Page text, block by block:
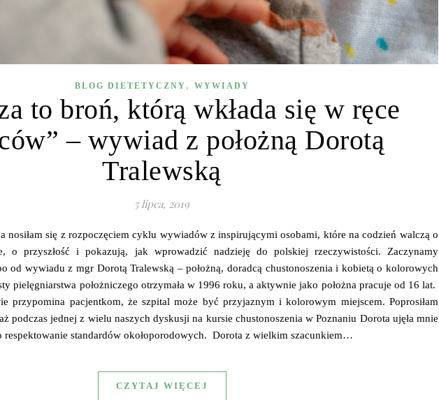
BLOG DIETETYCZNY , WYWIADY
to broń, którą wkłada się w ręce
– wywiad z położną Dorotą
Tralewską
5 lipca, 2019
nosiłam się z rozpoczęciem cyklu wywiadów z inspirującymi osobami, które na codzień walczą o
o przyszłość i pokazują, jak wprowadzić nadzieję do polskiej rzeczywistości. Zaczynamy
od wywiadu z mgr Dorotą Tralewską – położną, doradcą chustonoszenia i kobietą o kolorowych
pielęgniarstwa położniczego otrzymała w 1996 roku, a aktywnie jako położna pracuje od 16 lat.
przypomina pacjentkom, że szpital może być przyjaznym i kolorowym miejscem. Poprosiłam
podczas jednej z wielu naszych dyskusji na kursie chustonoszenia w Poznaniu Dorota ujęła mnie
respektowanie standardów okołoporodowych. Dorota z wielkim szacunkiem…
CZYTAJ WIĘCEJ